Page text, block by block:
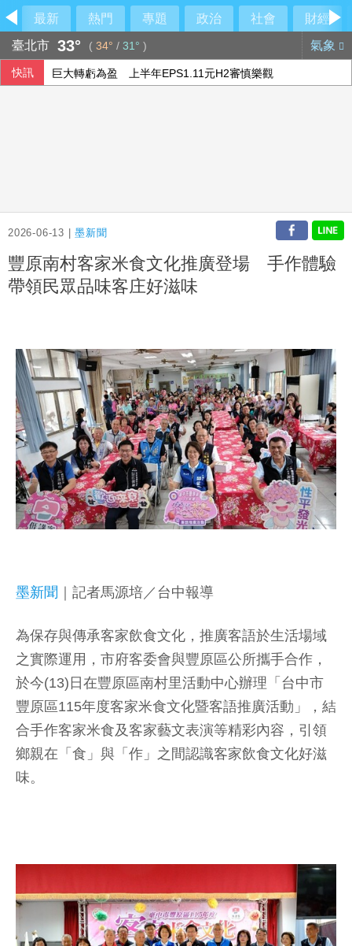
最新 熱門 專題 政治 社會
財經
臺北市 33° ( 34° / 31° ) 氣象
快訊 巨大轉虧為盈 上半年EPS1.11元H2審慎樂觀
2026-06-13 |墨新聞
豐原南村客家米食文化推廣登場 手作體驗
帶領民眾品味客庄好滋味
墨新聞 ｜記者馬源培／台中報導
為保存與傳承客家飲食文化，推廣客語於生活場域
之實際運用，市府客委會與豐原區公所攜手合作，
於今(13)日在豐原區南村里活動中心辦理「台中市
豐原區115年度客家米食文化暨客語推廣活動」，結
合手作客家米食及客家藝文表演等精彩內容，引領
鄉親在「食」與「作」之間認識客家飲食文化好滋
味。